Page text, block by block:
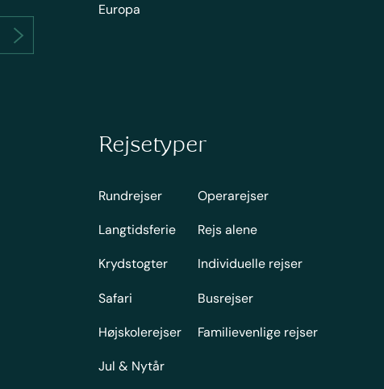
Europa
Rejsetyper
Rundrejser
Langtidsferie
Krydstogter
Safari
Højskolerejser
Jul & Nytår
Operarejser
Rejs alene
Individuelle rejser
Busrejser
Familievenlige rejser